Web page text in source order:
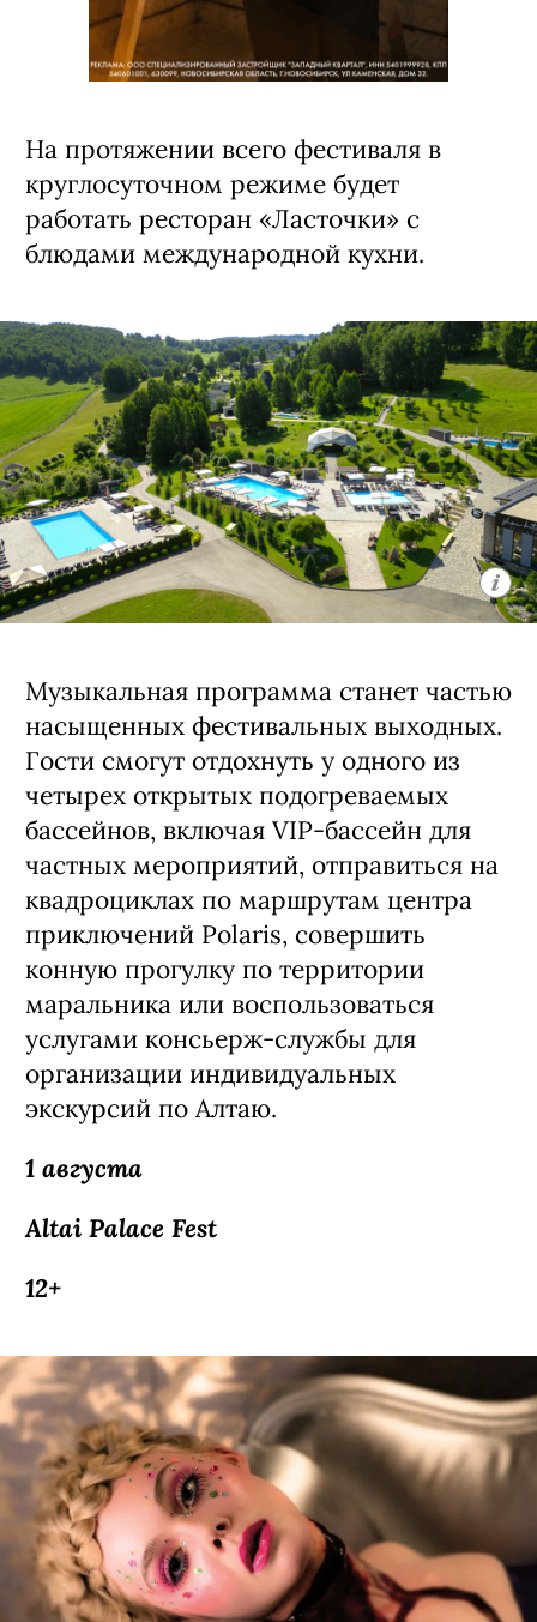
На протяжении всего фестиваля в
круглосуточном режиме будет
работать ресторан «Ласточки» с
блюдами международной кухни.
Музыкальная программа станет частью
насыщенных фестивальных выходных.
Гости смогут отдохнуть у одного из
четырех открытых подогреваемых
бассейнов, включая VIP-бассейн для
частных мероприятий, отправиться на
квадроциклах по маршрутам центра
приключений Polaris, совершить
конную прогулку по территории
маральника или воспользоваться
услугами консьерж-службы для
организации индивидуальных
экскурсий по Алтаю.
1 августа
Altai Palace Fest
12+